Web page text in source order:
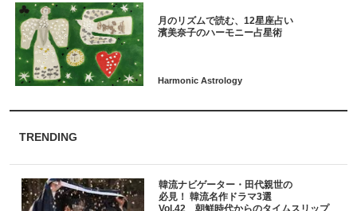
月のリズムで読む、12星座占い
TRENDING
韓流ナビゲーター・田代親世の
必見！ 韓流名作ドラマ3選
Vol.42 朝鮮時代からのタイムスリップ